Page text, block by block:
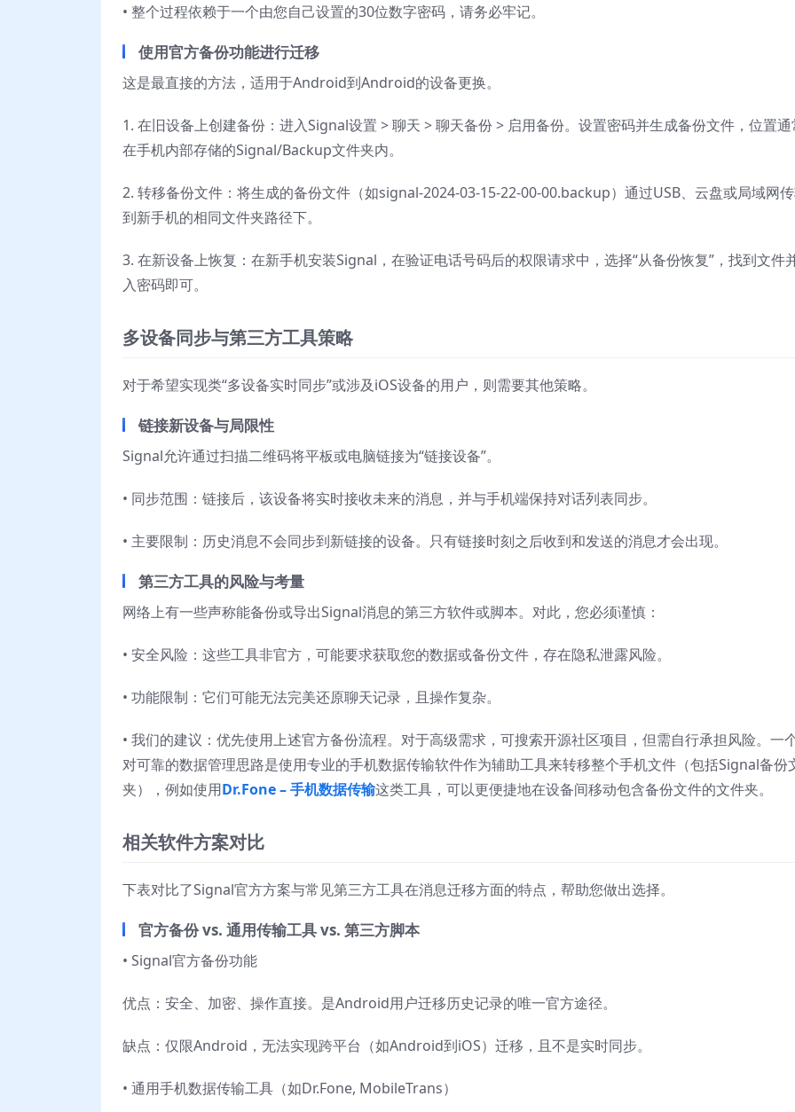
• 整个过程依赖于一个由您自己设置的30位数字密码，请务必牢记。
使用官方备份功能进行迁移
这是最直接的方法，适用于Android到Android的设备更换。
1. 在旧设备上创建备份：进入Signal设置 > 聊天 > 聊天备份 > 启用备份。设置密码并生成备份文件，位置通
在手机内部存储的Signal/Backup文件夹内。
2. 转移备份文件：将生成的备份文件（如signal-2024-03-15-22-00-00.backup）通过USB、云盘或局域网
到新手机的相同文件夹路径下。
3. 在新设备上恢复：在新手机安装Signal，在验证电话号码后的权限请求中，选择“从备份恢复”，找到文件
入密码即可。
多设备同步与第三方工具策略
对于希望实现类“多设备实时同步”或涉及iOS设备的用户，则需要其他策略。
链接新设备与局限性
Signal允许通过扫描二维码将平板或电脑链接为“链接设备”。
• 同步范围：链接后，该设备将实时接收未来的消息，并与手机端保持对话列表同步。
• 主要限制：历史消息不会同步到新链接的设备。只有链接时刻之后收到和发送的消息才会出现。
第三方工具的风险与考量
网络上有一些声称能备份或导出Signal消息的第三方软件或脚本。对此，您必须谨慎：
• 安全风险：这些工具非官方，可能要求获取您的数据或备份文件，存在隐私泄露风险。
• 功能限制：它们可能无法完美还原聊天记录，且操作复杂。
• 我们的建议：优先使用上述官方备份流程。对于高级需求，可搜索开源社区项目，但需自行承担风险。一
对可靠的数据管理思路是使用专业的手机数据传输软件作为辅助工具来转移整个手机文件（包括Signal备份
夹），例如使用Dr.Fone – 手机数据传输这类工具，可以更便捷地在设备间移动包含备份文件的文件夹。
相关软件方案对比
下表对比了Signal官方方案与常见第三方工具在消息迁移方面的特点，帮助您做出选择。
官方备份 vs. 通用传输工具 vs. 第三方脚本
• Signal官方备份功能
优点：安全、加密、操作直接。是Android用户迁移历史记录的唯一官方途径。
缺点：仅限Android，无法实现跨平台（如Android到iOS）迁移，且不是实时同步。
• 通用手机数据传输工具（如Dr.Fone, MobileTrans）